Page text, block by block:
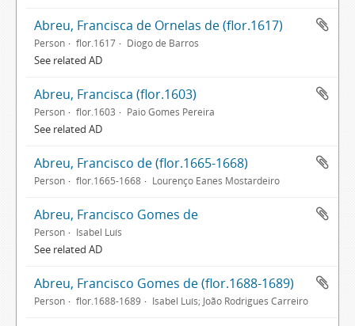
Abreu, Francisca de Ornelas de (flor.1617)
Person flor.1617 Diogo de Barros
See related AD
Abreu, Francisca (flor.1603)
Person flor.1603 Paio Gomes Pereira
See related AD
Abreu, Francisco de (flor.1665-1668)
Person flor.1665-1668 Lourenço Eanes Mostardeiro
Abreu, Francisco Gomes de
Person Isabel Luís
See related AD
Abreu, Francisco Gomes de (flor.1688-1689)
Person flor.1688-1689 Isabel Luís; João Rodrigues Carreiro